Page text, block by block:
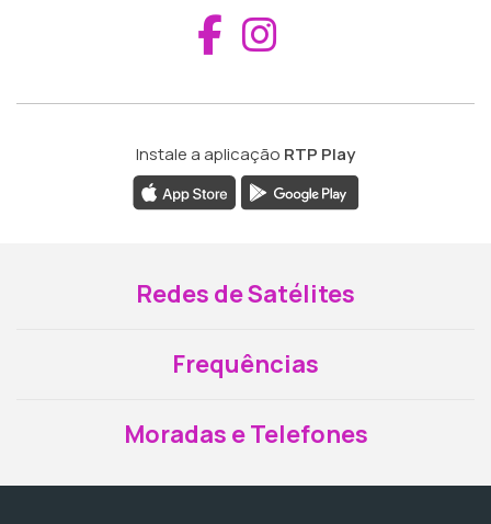
Aceder ao
Instale a aplicação RTP Play
Redes de Satélites
Frequências
Moradas e Telefones